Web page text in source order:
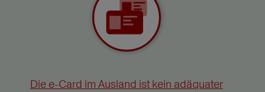
Die e-Card im Ausland ist kein adäquater